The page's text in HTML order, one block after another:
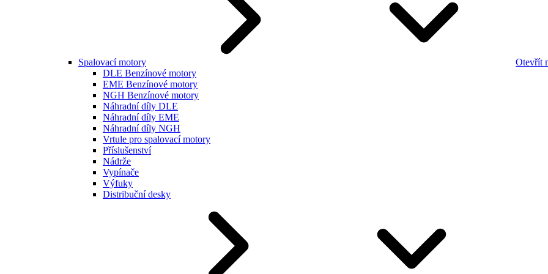
Spalovací motory
Otevřít
DLE Benzínové motory
EME Benzínové motory
NGH Benzínové motory
Náhradní díly DLE
Náhradní díly EME
Náhradní díly NGH
Vrtule pro spalovací motory
Příslušenství
Nádrže
Vypínače
Výfuky
Distribuční desky